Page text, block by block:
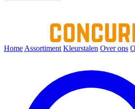
Home Assortiment Kleurstalen Over ons